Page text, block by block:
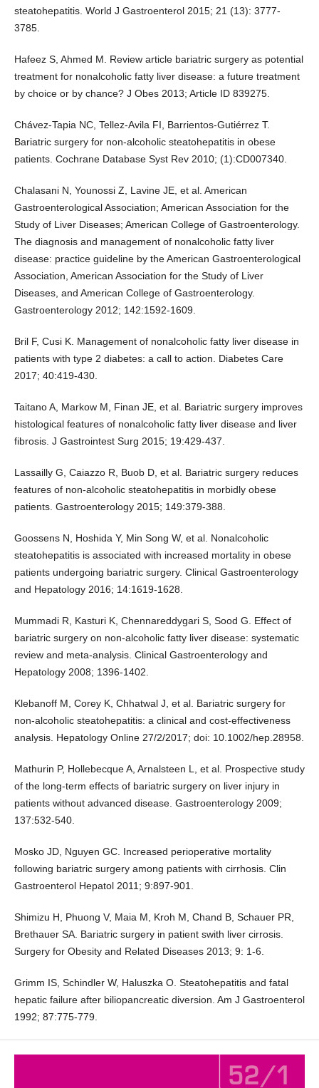
steatohepatitis. World J Gastroenterol 2015; 21 (13): 3777-
3785.
Hafeez S, Ahmed M. Review article bariatric surgery as potential
treatment for nonalcoholic fatty liver disease: a future treatment
by choice or by chance? J Obes 2013; Article ID 839275.
Chávez-Tapia NC, Tellez-Avila FI, Barrientos-Gutiérrez T.
Bariatric surgery for non-alcoholic steatohepatitis in obese
patients. Cochrane Database Syst Rev 2010; (1):CD007340.
Chalasani N, Younossi Z, Lavine JE, et al. American
Gastroenterological Association; American Association for the
Study of Liver Diseases; American College of Gastroenterology.
The diagnosis and management of nonalcoholic fatty liver
disease: practice guideline by the American Gastroenterological
Association, American Association for the Study of Liver
Diseases, and American College of Gastroenterology.
Gastroenterology 2012; 142:1592-1609.
Bril F, Cusi K. Management of nonalcoholic fatty liver disease in
patients with type 2 diabetes: a call to action. Diabetes Care
2017; 40:419-430.
Taitano A, Markow M, Finan JE, et al. Bariatric surgery improves
histological features of nonalcoholic fatty liver disease and liver
fibrosis. J Gastrointest Surg 2015; 19:429-437.
Lassailly G, Caiazzo R, Buob D, et al. Bariatric surgery reduces
features of non-alcoholic steatohepatitis in morbidly obese
patients. Gastroenterology 2015; 149:379-388.
Goossens N, Hoshida Y, Min Song W, et al. Nonalcoholic
steatohepatitis is associated with increased mortality in obese
patients undergoing bariatric surgery. Clinical Gastroenterology
and Hepatology 2016; 14:1619-1628.
Mummadi R, Kasturi K, Chennareddygari S, Sood G. Effect of
bariatric surgery on non-alcoholic fatty liver disease: systematic
review and meta-analysis. Clinical Gastroenterology and
Hepatology 2008; 1396-1402.
Klebanoff M, Corey K, Chhatwal J, et al. Bariatric surgery for
non-alcoholic steatohepatitis: a clinical and cost-effectiveness
analysis. Hepatology Online 27/2/2017; doi: 10.1002/hep.28958.
Mathurin P, Hollebecque A, Arnalsteen L, et al. Prospective study
of the long-term effects of bariatric surgery on liver injury in
patients without advanced disease. Gastroenterology 2009;
137:532-540.
Mosko JD, Nguyen GC. Increased perioperative mortality
following bariatric surgery among patients with cirrhosis. Clin
Gastroenterol Hepatol 2011; 9:897-901.
Shimizu H, Phuong V, Maia M, Kroh M, Chand B, Schauer PR,
Brethauer SA. Bariatric surgery in patient swith liver cirrosis.
Surgery for Obesity and Related Diseases 2013; 9: 1-6.
Grimm IS, Schindler W, Haluszka O. Steatohepatitis and fatal
hepatic failure after biliopancreatic diversion. Am J Gastroenterol
1992; 87:775-779.